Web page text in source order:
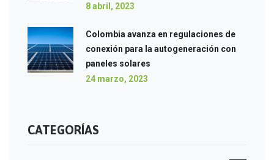
8 abril, 2023
Colombia avanza en regulaciones de
conexión para la autogeneración con
paneles solares
24 marzo, 2023
CATEGORÍAS